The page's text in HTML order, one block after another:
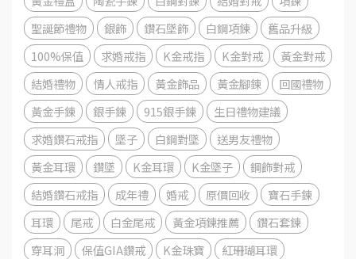
聖誕節禮物
銀飾 鑽石墜飾 白鋼項鍊
舊品升級
100%保值
求婚戒指 K金戒指 K金對戒
黃金對戒
結婚禮物
情人戒指 黃金飾品 黃金腳鍊
回國禮物
黃金手鍊
銀手鍊 915銀手鍊
生日禮物建議
求婚鑽石戒指
墜子 白鋼對墜
送男友禮物
黃金耳環
鑽墜 K金耳環 K金墜子
鋼飾對戒
結婚鑽石戒指
成年禮 婚戒 原價回收
寶石手鍊
耳環
尾戒 白金尾戒 黃金項鍊推薦
鑽石套鍊
穿耳洞
保值GIA鑽戒 K金珠寶
紅珊瑚耳環